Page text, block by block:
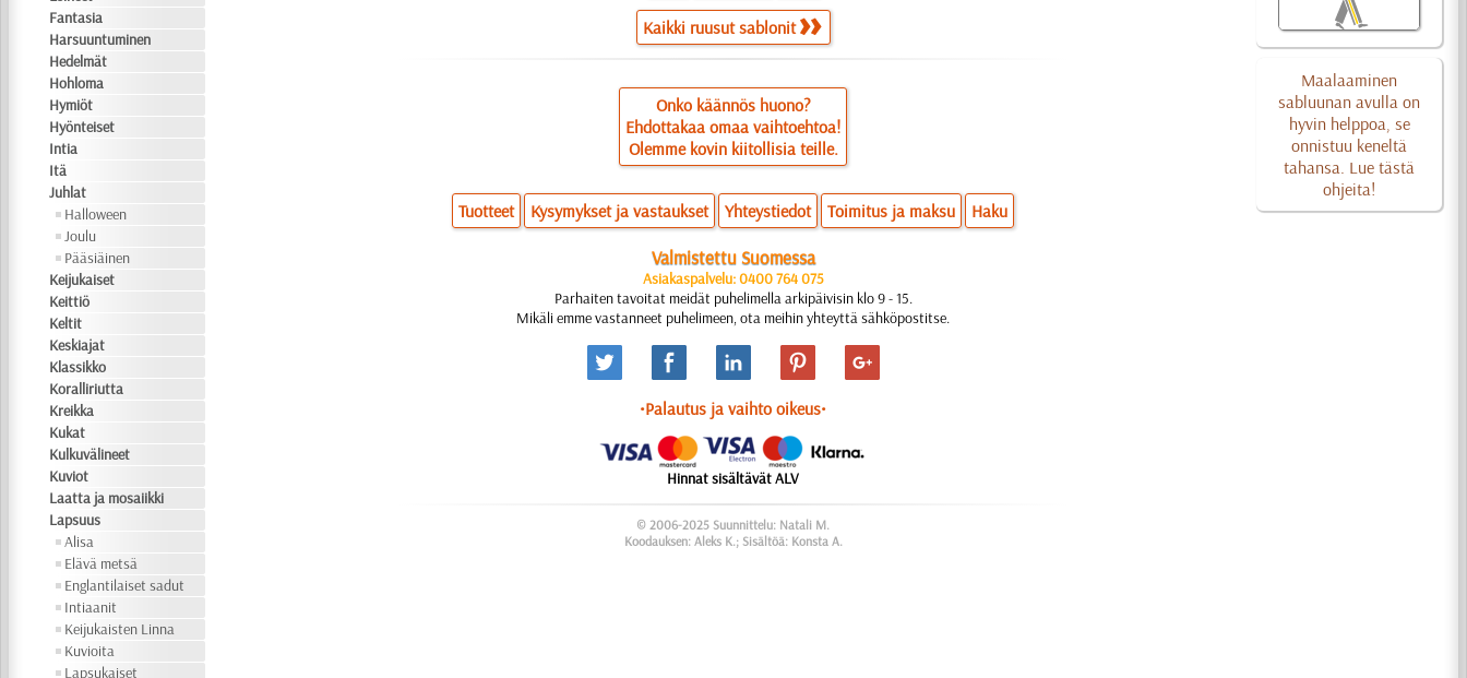
Fantasia
Harsuuntuminen
Hedelmät
Hohloma
Hymiöt
Hyönteiset
Intia
Itä
Juhlat
Halloween
Joulu
Pääsiäinen
Keijukaiset
Keittiö
Keltit
Keskiajat
Klassikko
Koralliriutta
Kreikka
Kukat
Kulkuvälineet
Kuviot
Laatta ja mosaiikki
Lapsuus
Alisa
Elävä metsä
Englantilaiset sadut
Intiaanit
Keijukaisten Linna
Kuvioita
Lapsukaiset
Maalaaminen
sabluunan avulla on
hyvin helppoa, se
onnistuu keneltä
tahansa. Lue tästä
ohjeita!
Kaikki ruusut sablonit
Onko käännös huono?
Ehdottakaa omaa vaihtoehtoa!
Olemme kovin kiitollisia teille.
Tuotteet Kysymykset ja vastaukset Yhteystiedot Toimitus ja maksu Haku
Valmistettu Suomessa
Asiakaspalvelu: 0400 764 075
Parhaiten tavoitat meidät puhelimella arkipäivisin klo 9 - 15.
Mikäli emme vastanneet puhelimeen, ota meihin yhteyttä sähköpostitse.
•Palautus ja vaihto oikeus•
Hinnat sisältävät ALV
© 2006-2025 Suunnittelu: Natali M.
Koodauksen: Aleks K.; Sisältöä: Konsta A.